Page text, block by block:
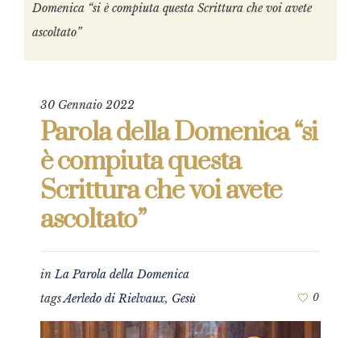
Domenica “si è compiuta questa Scrittura che voi avete
ascoltato”
30 Gennaio 2022
Parola della Domenica “si
è compiuta questa
Scrittura che voi avete
ascoltato”
inLa Parola della Domenica
tagsAerledo di Rielvaux, Gesù 0